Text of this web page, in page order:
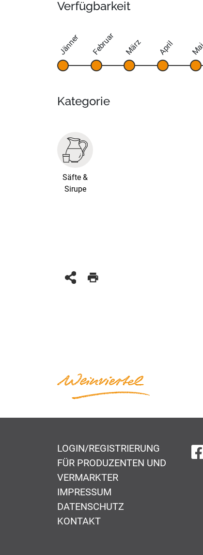
Verfügbarkeit
Jänner Februar März April
Kategorie
Säfte &
Sirupe
LOGIN/REGISTRIERUNG
FÜR PRODUZENTEN UND
VERMARKTER
IMPRESSUM
DATENSCHUTZ
KONTAKT